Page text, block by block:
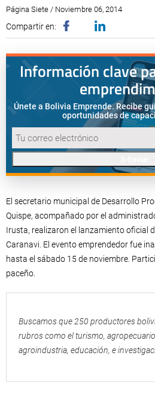
Página Siete / Noviembre 06, 2014
Compartir en:
Información clave
Únete a Bolivia Emprende. Recibe
oportunidades de
El secretario municipal de Desarrollo
Quispe, acompañado por el
Irusta, realizaron el lanzamiento oficial
Caranavi. El evento emprendedor fue
hasta el sábado 15 de noviembre.
paceño.
Buscamos que 250 productores
rubros como el turismo,
agroindustria, educación, e